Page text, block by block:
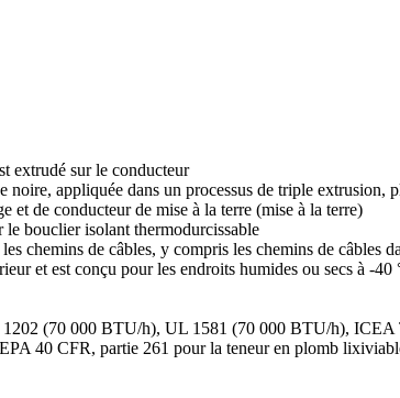
extrudé sur le conducteur
noire, appliquée dans un processus de triple extrusion,
et de conducteur de mise à la terre (mise à la terre)
bouclier isolant thermodurcissable
chemins de câbles, y compris les chemins de câbles
et est conçu pour les endroits humides ou secs à -40
1202 (70 000 BTU/h), UL 1581 (70 000 BTU/h),
40 CFR, partie 261 pour la teneur en plomb